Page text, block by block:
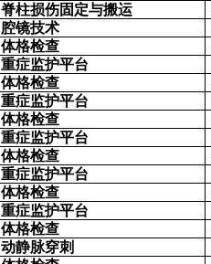
脊柱损伤固定与搬运
腔镜技术
体格检查
重症监护平台
体格检查
重症监护平台
体格检查
重症监护平台
体格检查
重症监护平台
体格检查
重症监护平台
体格检查
动静脉穿刺